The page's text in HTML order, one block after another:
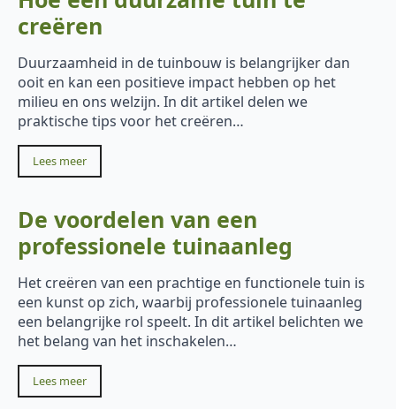
creëren
Duurzaamheid in de tuinbouw is belangrijker dan
ooit en kan een positieve impact hebben op het
milieu en ons welzijn. In dit artikel delen we
praktische tips voor het creëren…
Lees meer
De voordelen van een
professionele tuinaanleg
Het creëren van een prachtige en functionele tuin is
een kunst op zich, waarbij professionele tuinaanleg
een belangrijke rol speelt. In dit artikel belichten we
het belang van het inschakelen…
Lees meer